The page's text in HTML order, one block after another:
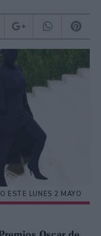
ESTE LUNES 2 MAYO